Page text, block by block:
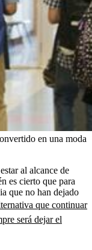
en una moda
al alcance de
es cierto que para
que no han dejado
que continuar
será dejar el